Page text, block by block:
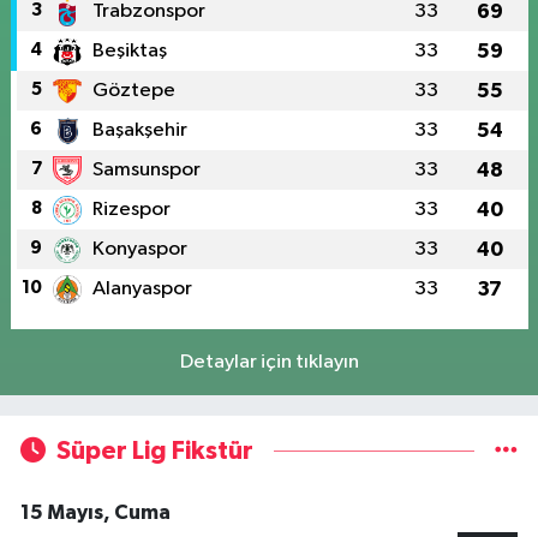
3 Trabzonspor 33 69
4 Beşiktaş 33 59
5 Göztepe 33 55
6 Başakşehir 33 54
7 Samsunspor 33 48
8 Rizespor 33 40
9 Konyaspor 33 40
10 Alanyaspor 33 37
Detaylar için tıklayın
Süper Lig Fikstür
15 Mayıs, Cuma